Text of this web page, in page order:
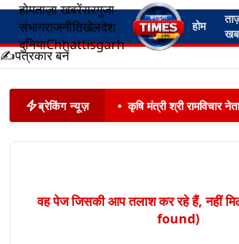
होमताज़ा खबरेंसरगुजा
संभागराजनीतिखेलदेश
दुनियाChhattisgarh
होम
✍️पत्रकार बनें
ब्रेकिंग न्यूज़ • कृषि मंत्री श्री रामविचार
वह पेज जिसकी आप तलाश कर रहे हैं, नहीं
found)